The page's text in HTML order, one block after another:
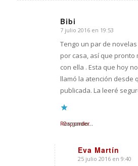
Bibi
Dice:
7 julio 2016 en 19:53
Tengo un par de
por casa, así que pronto
con ella . Esta que hoy
llamó la atención desde
publicada. La leeré
Cargando...
Responder
Eva Martín
Dice:
25 julio 2016 en 9:40